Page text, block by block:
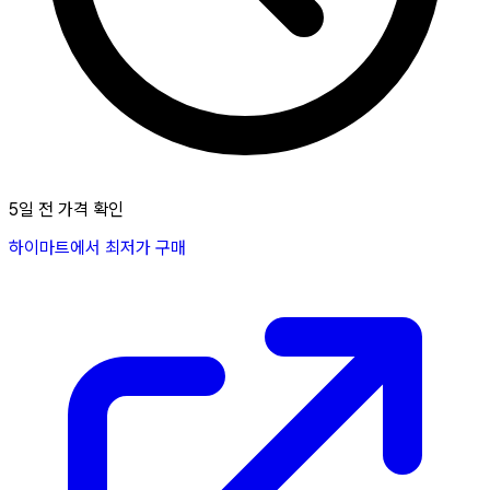
5일 전 가격 확인
하이마트에서 최저가 구매